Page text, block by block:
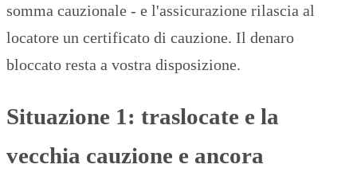
somma cauzionale - e l'assicurazione rilascia al
locatore un certificato di cauzione. Il denaro
bloccato resta a vostra disposizione.
Situazione 1: traslocate e la
vecchia cauzione e ancora